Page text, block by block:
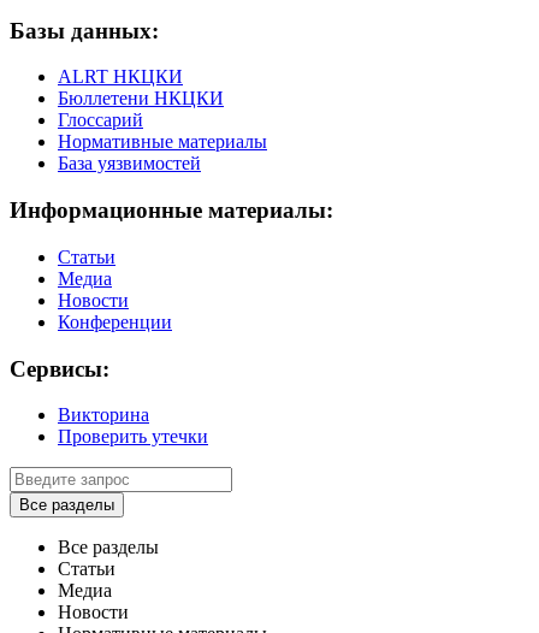
Базы данных:
ALRT НКЦКИ
Бюллетени НКЦКИ
Глоссарий
Нормативные материалы
База уязвимостей
Информационные материалы:
Статьи
Медиа
Новости
Конференции
Сервисы:
Викторина
Проверить утечки
Все разделы
Все разделы
Статьи
Медиа
Новости